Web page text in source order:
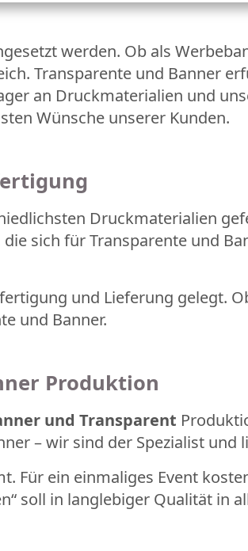
werden. Ob als
Transparente und Banner
an Druckmaterialien und
Wünsche unserer Kunden.
Druckmaterialien
sich für Transparente und
und Lieferung gelegt.
und Banner.
Produktion
und Transparent
– wir sind der Spezialist und
Für ein einmaliges Event
soll in langlebiger Qualität in